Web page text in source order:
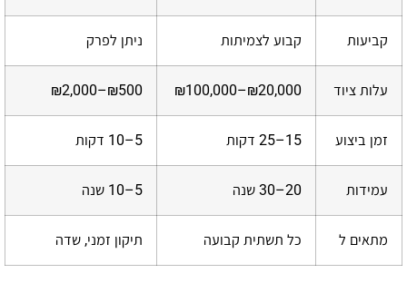
קביעות קבוע לצמיתות ניתן לפרק
עלות ציוד ₪20,000–₪100,000
₪500–₪2,000
זמן ביצוע 15–25 דקות 5–10 דקות
עמידות 20–30 שנה 5–10 שנה
מתאים ל כל תשתית קבועה תיקון זמני, שדה